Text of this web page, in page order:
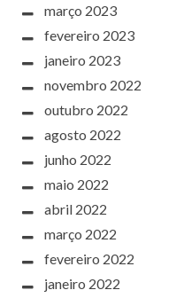
março 2023
fevereiro 2023
janeiro 2023
novembro 2022
outubro 2022
agosto 2022
junho 2022
maio 2022
abril 2022
março 2022
fevereiro 2022
janeiro 2022